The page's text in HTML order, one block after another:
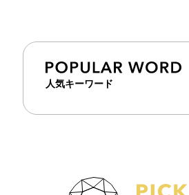
人気キーワード